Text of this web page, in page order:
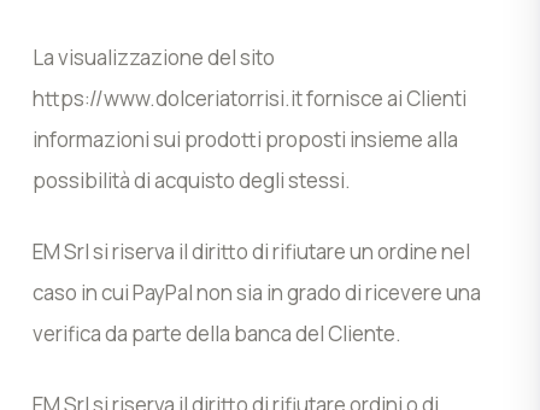
La visualizzazione del sito
https://www.dolceriatorrisi.it fornisce ai Clienti
informazioni sui prodotti proposti insieme alla
possibilità di acquisto degli stessi.
EM Srl si riserva il diritto di rifiutare un ordine nel
caso in cui PayPal non sia in grado di ricevere una
verifica da parte della banca del Cliente.
EM Srl si riserva il diritto di rifiutare ordini o di